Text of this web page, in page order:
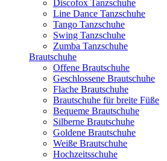
Discofox Tanzschuhe
Line Dance Tanzschuhe
Tango Tanzschuhe
Swing Tanzschuhe
Zumba Tanzschuhe
Brautschuhe
Offene Brautschuhe
Geschlossene Brautschuhe
Flache Brautschuhe
Brautschuhe für breite Füße
Bequeme Brautschuhe
Silberne Brautschuhe
Goldene Brautschuhe
Weiße Brautschuhe
Hochzeitsschuhe